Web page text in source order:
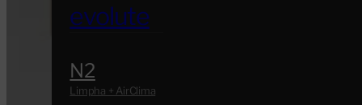
evolute
N2